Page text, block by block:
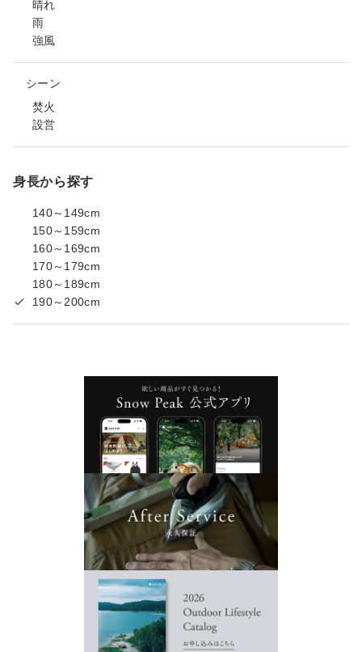
晴れ
雨
強風
シーン
焚火
設営
身長から探す
140～149cm
150～159cm
160～169cm
170～179cm
180～189cm
190～200cm